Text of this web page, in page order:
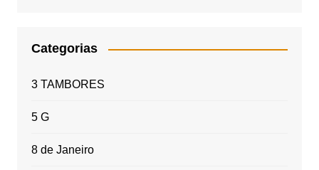
Categorias
3 TAMBORES
5 G
8 de Janeiro